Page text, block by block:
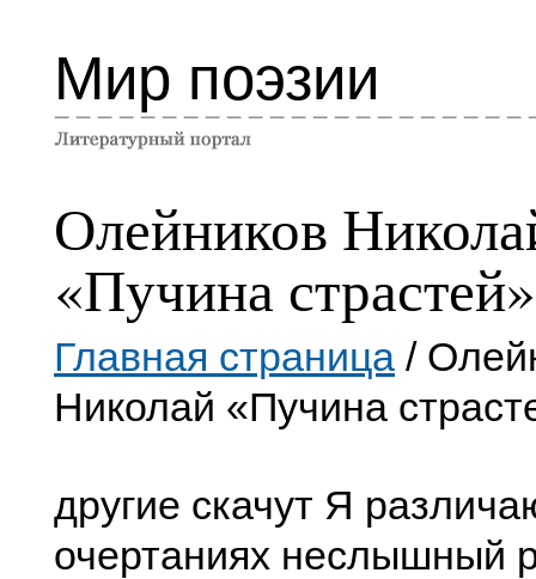
Мир поэзии
Олейников
«Пучина страстей»
Главная страница /
Николай «Пучина
другие скачут Я
очертаниях неслышный